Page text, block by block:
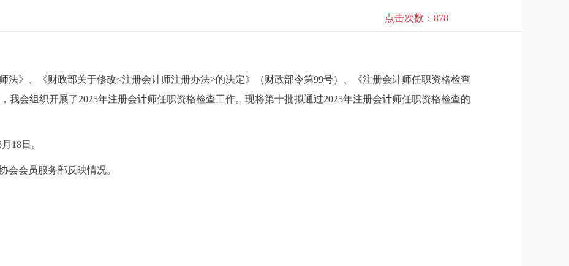
点击次数： 878
法》、《财政部关于修改<注册会计师注册办法>的决定》（财政部令第99号）、《注册会计师任职资格检查
我会组织开展了2025年注册会计师任职资格检查工作。现将第十批拟通过2025年注册会计师任职资格检查的
18日。
会会员服务部反映情况。